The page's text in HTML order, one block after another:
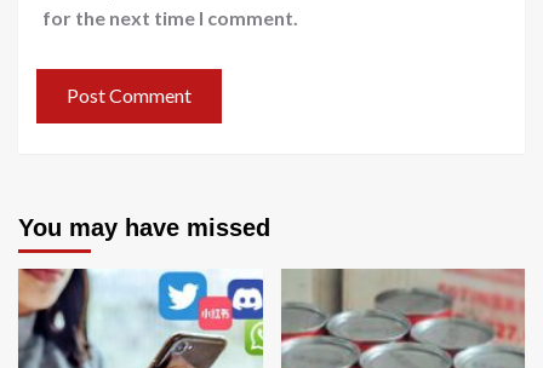
for the next time I comment.
You may have missed